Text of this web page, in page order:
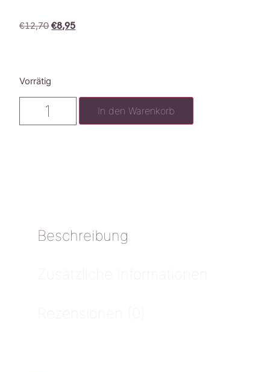
€12,70 €8,95
Vorrätig
In den Warenkorb
Beschreibung
Zusätzliche Informationen